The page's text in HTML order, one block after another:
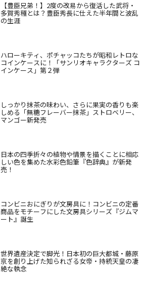
【豊臣兄弟！】2度の改易から復活した武将・
多賀秀種とは？豊臣秀長に仕えた半年間と波乱
の生涯
ハローキティ、ポチャッコたちが昭和レトロな
コインケースに！「サンリオキャラクターズ コ
インケース」第２弾
しっかり抹茶の味わい、さらに果実の香りも楽
しめる「無糖フレーバー抹茶」ストロベリー、
マンゴー新発売
日本の四季折々の植物や情景を描くことに相応
しい色を集めた水彩色鉛筆『色辞典』が新発
売！
コンビニおにぎりが文房具に！コンビニの定番
商品をモチーフにした文房具シリーズ『ジムマ
ート』誕生
世界遺産決定で脚光！日本初の巨大都城・藤原
京を創り上げた知られざる女帝・持統天皇の凄
絶な執念